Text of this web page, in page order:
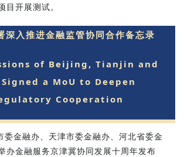
目开展测试。
深入推进金融监管协同合作备忘录
of Beijing, Tianjin and
a MoU to Deepen
Cooperation
委金融办、天津市委金融办、河北省委金
办金融服务京津冀协同发展十周年发布